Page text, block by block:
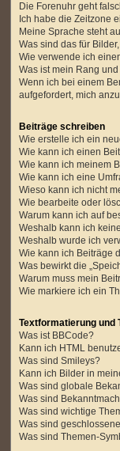
Die Forenuhr geht
Ich habe die Zeitzone
Meine Sprache steht
Was sind das für
Wie verwende ich
Was ist mein Rang
Wenn ich bei einem
aufgefordert, mich
Beiträge schreiben
Wie erstelle ich ein
Wie kann ich einen
Wie kann ich meinem
Wie kann ich eine
Wieso kann ich nicht
Wie bearbeite oder
Warum kann ich auf
Weshalb kann ich
Weshalb wurde ich
Wie kann ich Beiträge
Was bewirkt die
Warum muss mein
Wie markiere ich ein
Textformatierung und
Was ist BBCode?
Kann ich HTML
Was sind Smileys?
Kann ich Bilder in
Was sind globale
Was sind
Was sind wichtige
Was sind
Was sind Themen-